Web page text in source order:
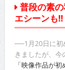
普段の素
エシーンも!!
──1月20日に初
きましたが、今
「映像作品が